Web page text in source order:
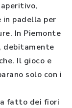
padella per
In Piemonte
debitamente
Il gioco e
solo con i
fatto dei fiori